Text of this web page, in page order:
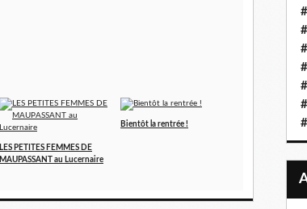
LES PETITES FEMMES DE
MAUPASSANT au Lucernaire
Bientôt la rentrée !